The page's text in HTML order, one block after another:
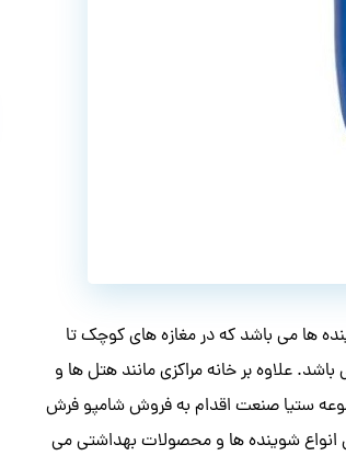
ها می باشد که در مغازه های کوچک تا
علاوه بر خانه مراکزی مانند هتل ها و
ستیا صنعت اقدام به فروش شامپو فرش
انواع شوینده ها و محصولات بهداشتی می